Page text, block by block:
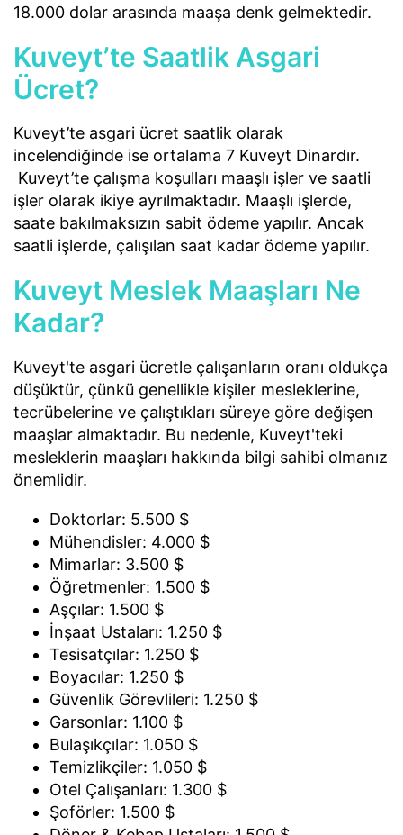
18.000 dolar arasında maaşa denk gelmektedir.
Kuveyt’te Saatlik Asgari
Ücret?
Kuveyt’te asgari ücret saatlik olarak
incelendiğinde ise ortalama 7 Kuveyt Dinardır.
Kuveyt’te çalışma koşulları maaşlı işler ve saatli
işler olarak ikiye ayrılmaktadır. Maaşlı işlerde,
saate bakılmaksızın sabit ödeme yapılır. Ancak
saatli işlerde, çalışılan saat kadar ödeme yapılır.
Kuveyt Meslek Maaşları Ne
Kadar?
Kuveyt'te asgari ücretle çalışanların oranı oldukça
düşüktür, çünkü genellikle kişiler mesleklerine,
tecrübelerine ve çalıştıkları süreye göre değişen
maaşlar almaktadır. Bu nedenle, Kuveyt'teki
mesleklerin maaşları hakkında bilgi sahibi olmanız
önemlidir.
Doktorlar: 5.500 $
Mühendisler: 4.000 $
Mimarlar: 3.500 $
Öğretmenler: 1.500 $
Aşçılar: 1.500 $
İnşaat Ustaları: 1.250 $
Tesisatçılar: 1.250 $
Boyacılar: 1.250 $
Güvenlik Görevlileri: 1.250 $
Garsonlar: 1.100 $
Bulaşıkçılar: 1.050 $
Temizlikçiler: 1.050 $
Otel Çalışanları: 1.300 $
Şoförler: 1.500 $